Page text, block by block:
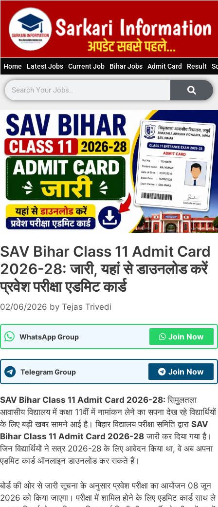
Home Latest Jobs Current Job Bihar Jobs Admit Card Result
SAV Bihar Class 11 Admit Card
2026-28: जारी, यहां से डाउनलोड करें
प्रवेश परीक्षा एडमिट कार्ड
02/06/2026 by Tejas Trivedi
WhatsApp Group Join Now
Telegram Group Join Now
SAV Bihar Class 11 Admit Card 2026-28:सिमुलतला
आवासीय विद्यालय में कक्षा 11वीं में नामांकन लेने का सपना देख रहे विद्यार्थियों
के लिए बड़ी खबर सामने आई है। बिहार विद्यालय परीक्षा समिति द्वारा SAV
Bihar Class 11 Admit Card 2026-28 जारी कर दिया गया है।
जिन विद्यार्थियों ने सत्र 2026-28 के लिए आवेदन किया था, वे अब अपना
एडमिट कार्ड ऑनलाइन डाउनलोड कर सकते हैं।
बोर्ड की ओर से जारी सूचना के अनुसार प्रवेश परीक्षा का आयोजन 08 जून
2026 को किया जाएगा। परीक्षा में शामिल होने के लिए एडमिट कार्ड साथ ले